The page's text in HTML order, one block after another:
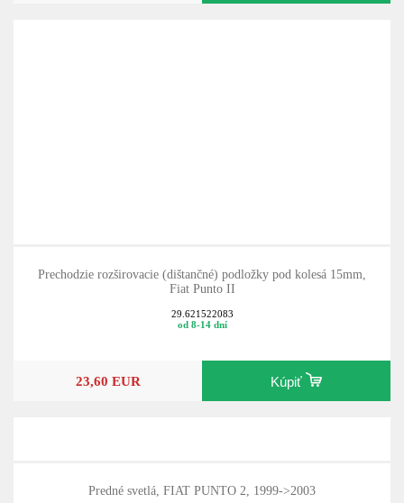
Prechodzie rozširovacie (dištančné) podložky pod kolesá 15mm,
Fiat Punto II
29.621522083
od 8-14 dní
23,60 EUR Kúpiť
Predné svetlá, FIAT PUNTO 2, 1999->2003